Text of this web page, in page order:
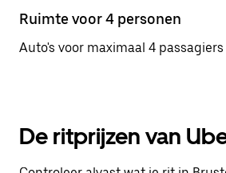
Ruimte voor 4 personen
Auto's voor maximaal 4 passagiers
De ritprijzen van